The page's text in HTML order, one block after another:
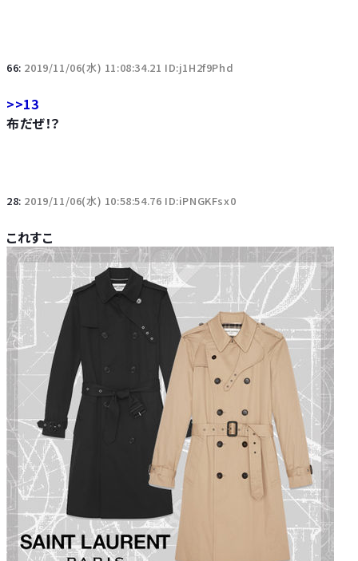
66: 2019/11/06(水) 11:08:34.21 ID:j1H2f9Phd
>>13
布だぜ！？
28: 2019/11/06(水) 10:58:54.76 ID:iPNGKFsx0
これすこ